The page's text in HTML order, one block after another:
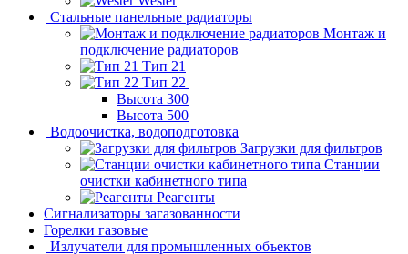
Стальные панельные радиаторы
Монтаж и
подключение радиаторов
Тип 21
Тип 22
Высота 300
Высота 500
Водоочистка, водоподготовка
Загрузки для фильтров
Станции
очистки кабинетного типа
Реагенты
Сигнализаторы загазованности
Горелки газовые
Излучатели для промышленных объектов